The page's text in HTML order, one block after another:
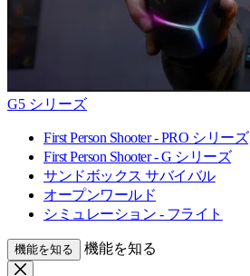
G5 シリーズ
First Person Shooter - PRO シリーズ
First Person Shooter - G シリーズ
サンドボックス サバイバル
オープンワールド
シミュレーション - フライト
機能を知る 機能を知る